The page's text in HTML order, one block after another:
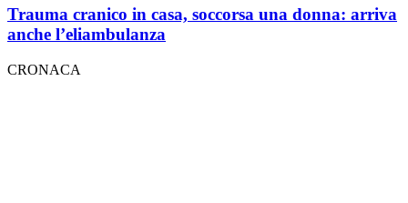
Trauma cranico in casa, soccorsa una donna: arriva
anche l’eliambulanza
CRONACA